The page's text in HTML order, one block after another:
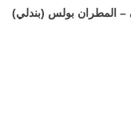
– المطران بولس (بندلي)